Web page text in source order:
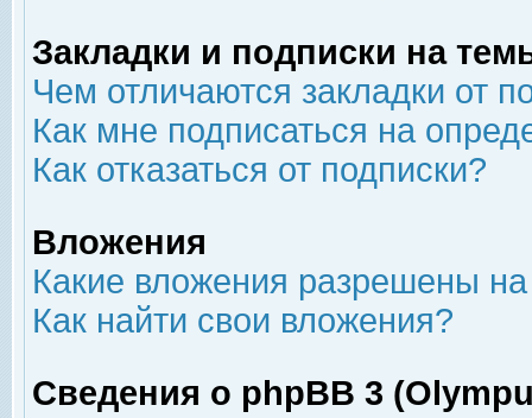
Закладки и подписки на
Чем отличаются закладки от
Как мне подписаться на
Как отказаться от подписки?
Вложения
Какие вложения разрешены
Как найти свои вложения?
Сведения о phpBB 3